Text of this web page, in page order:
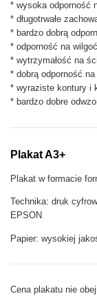
e
* wysoka odporność
* długotrwałe
* bardzo dobrą
* odporność na wilgoć
* wytrzymałość na
* dobrą odporność
* wyraziste kontury i
* bardzo dobre
Plakat A3+
Plakat w formacie
Technika: druk
EPSON
Papier: wysokiej
Cena plakatu nie